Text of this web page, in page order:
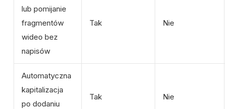
lub pomijanie
fragmentów
wideo bez
napisów
Tak Nie
Automatyczna
kapitalizacja
po dodaniu
Tak Nie